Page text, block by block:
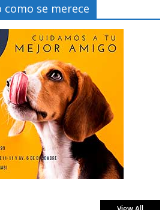
se merece